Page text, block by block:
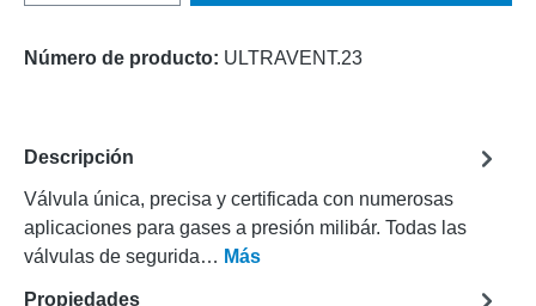
Número de producto: ULTRAVENT.23
Descripción
Válvula única, precisa y certificada con numerosas
aplicaciones para gases a presión milibár. Todas las
válvulas de segurida… Más
Propiedades